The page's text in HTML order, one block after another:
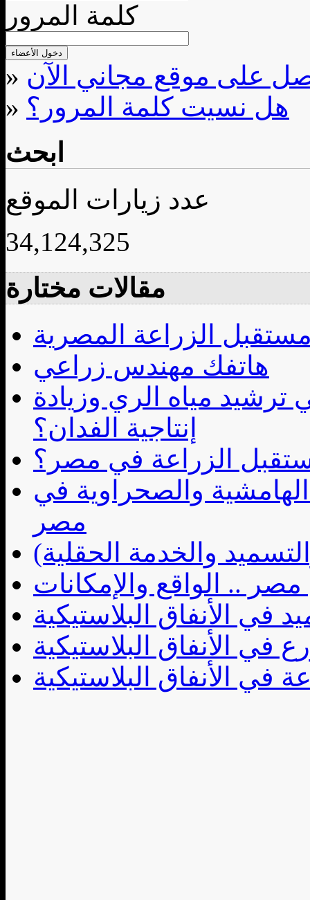
كلمة المرور
»
» هل نسيت كلمة المرور؟
ابحث
عدد زيارات الموقع
34,124,325
مقالات مختارة
الزراعة المصرية
هاتفك مهندس زراعي
ترشيد مياه الري وزيادة
إنتاجية الفدان؟
الزراعة في مصر؟
والصحراوية في
مصر
والخدمة الحقلية)
.. الواقع والإمكانات
في الأنفاق البلاستيكية
في الأنفاق البلاستيكية
في الأنفاق البلاستيكية